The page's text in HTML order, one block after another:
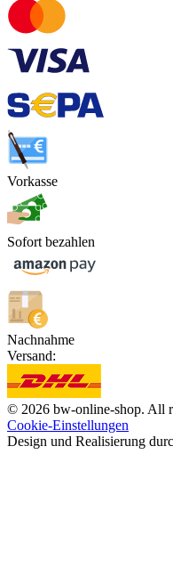
Vorkasse
Sofort bezahlen
Nachnahme
Versand:
© 2026 bw-online-shop. All
Cookie-Einstellungen
Design und Realisierung